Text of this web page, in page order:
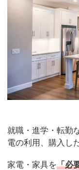
就職・進学・転勤
電の利用、購入し
家電・家具を「必